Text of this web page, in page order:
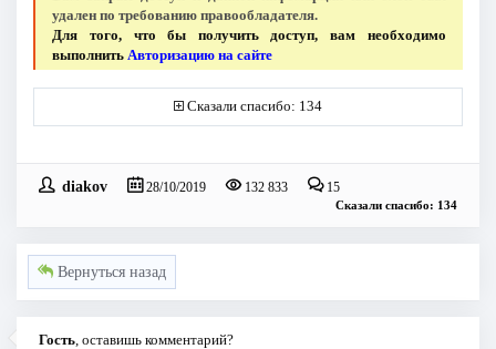
удален по требованию правообладателя.
Для того, что бы получить доступ, вам необходимо
выполнить Авторизацию на сайте
Сказали спасибо: 134
diakov 28/10/2019 132 833 15
Сказали спасибо: 134
Вернуться назад
Гость , оставишь комментарий?